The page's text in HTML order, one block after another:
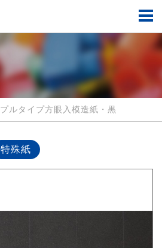
プルタイプ方眼入模造紙・黒
特殊紙